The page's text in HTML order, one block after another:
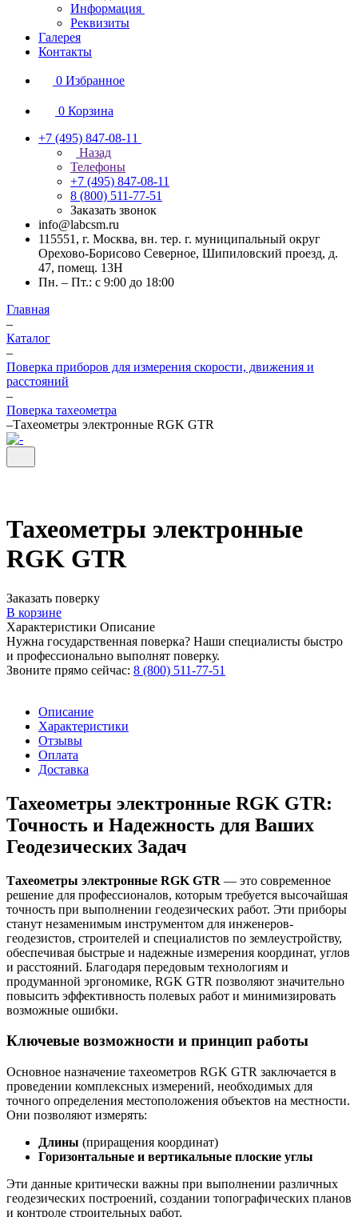
Информация
Реквизиты
Галерея
Контакты
0 Избранное
0 Корзина
+7 (495) 847-08-11
Назад
Телефоны
+7 (495) 847-08-11
8 (800) 511-77-51
Заказать звонок
info@labcsm.ru
115551, г. Москва, вн. тер. г. муниципальный округ
Орехово-Борисово Северное, Шипиловский проезд, д.
47, помещ. 13Н
Пн. – Пт.: с 9:00 до 18:00
Главная
–
Каталог
–
Поверка приборов для измерения скорости, движения и
расстояний
–
Поверка тахеометра
–Тахеометры электронные RGK GTR
Тахеометры электронные
RGK GTR
Заказать поверку
В корзине
Характеристики Описание
Нужна государственная поверка? Наши специалисты быстро
и профессионально выполнят поверку.
Звоните прямо сейчас: 8 (800) 511-77-51
Описание
Характеристики
Отзывы
Оплата
Доставка
Тахеометры электронные RGK GTR:
Точность и Надежность для Ваших
Геодезических Задач
Тахеометры электронные RGK GTR — это современное
решение для профессионалов, которым требуется высочайшая
точность при выполнении геодезических работ. Эти приборы
станут незаменимым инструментом для инженеров-
геодезистов, строителей и специалистов по землеустройству,
обеспечивая быстрые и надежные измерения координат, углов
и расстояний. Благодаря передовым технологиям и
продуманной эргономике, RGK GTR позволяют значительно
повысить эффективность полевых работ и минимизировать
возможные ошибки.
Ключевые возможности и принцип работы
Основное назначение тахеометров RGK GTR заключается в
проведении комплексных измерений, необходимых для
точного определения местоположения объектов на местности.
Они позволяют измерять:
Длины (приращения координат)
Горизонтальные и вертикальные плоские углы
Эти данные критически важны при выполнении различных
геодезических построений, создании топографических планов
и контроле строительных работ.